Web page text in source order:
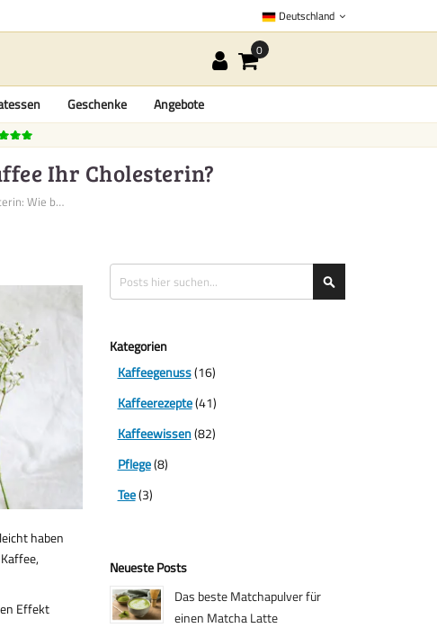
Deutschland
Geschenke Angebote
Ihr Cholesterin?
Kaffee und Cholesterin: Wie be...
haben
Effekt
Suche
Kategorien
Kaffeegenuss(16)
Kaffeerezepte(41)
Kaffeewissen(82)
Pflege(8)
Tee(3)
Neueste Posts
Das beste Matchapulver für
einen Matcha Latte